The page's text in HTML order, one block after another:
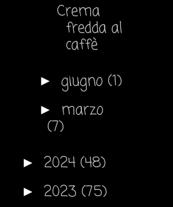
Crema
fredda al
caffè
► giugno (1)
► marzo
(7)
► 2024 (48)
► 2023 (75)